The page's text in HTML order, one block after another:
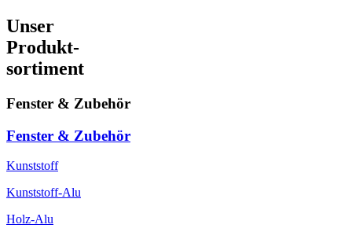
Unser
Produkt-
sortiment
Fenster & Zubehör
Fenster & Zubehör
Kunststoff
Kunststoff-Alu
Holz-Alu